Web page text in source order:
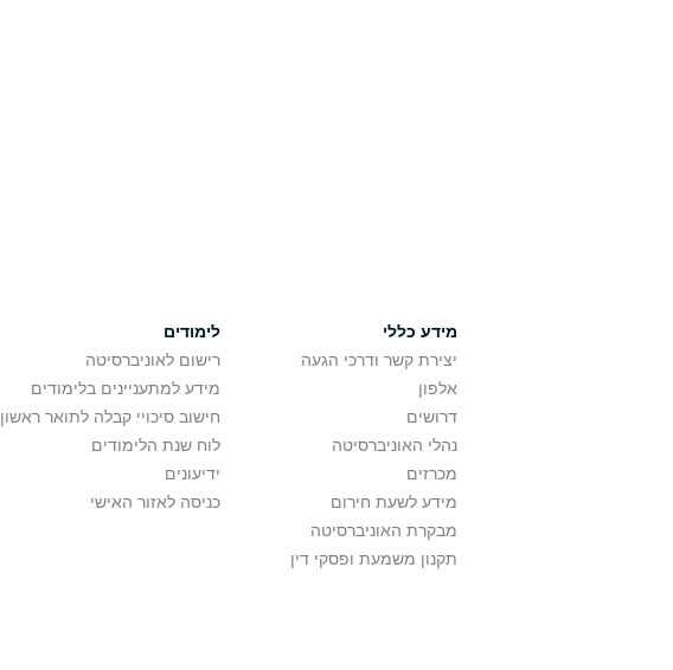
מידע כללי
יצירת קשר ודרכי הגעה
אלפון
דרושים
נהלי האוניברסיטה
מכרזים
מידע לשעת חירום
מבקרת האוניברסיטה
תקנון משמעת ופסקי דין
לימודים
רישום לאוניברסיטה
מידע למתעניינים בלימודים
חישוב סיכויי קבלה לתואר ראשון
לוח שנת הלימודים
ידיעונים
כניסה לאזור האישי